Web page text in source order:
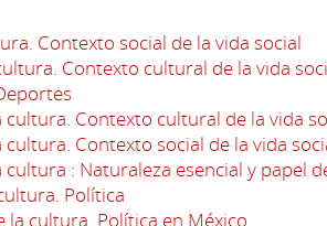
Contexto social de la vida social
Contexto cultural de la vida
Contexto cultural de la vida
Contexto social de la vida
: Naturaleza esencial y papel
Política
la cultura. Política en México